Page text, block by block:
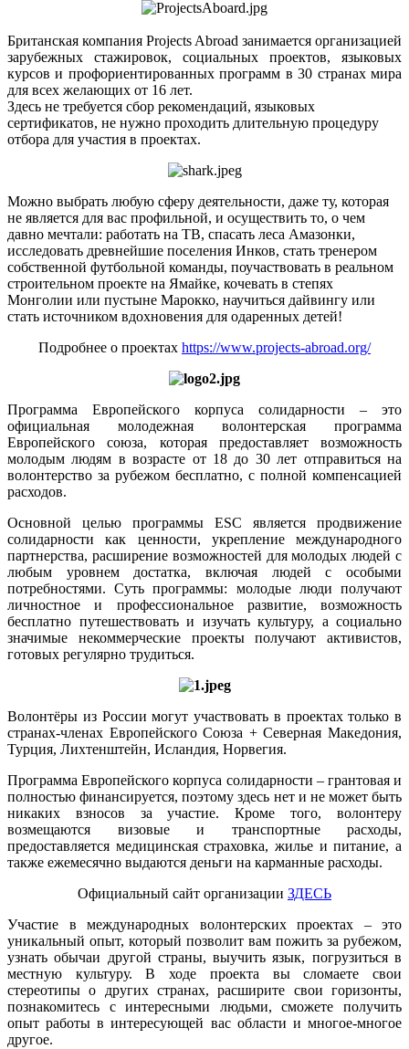
Британская компания Projects Abroad занимается организацией
зарубежных стажировок, социальных проектов, языковых
курсов и профориентированных программ в 30 странах мира
для всех желающих от 16 лет.
Здесь не требуется сбор рекомендаций, языковых
сертификатов, не нужно проходить длительную процедуру
отбора для участия в проектах.
Можно выбрать любую сферу деятельности, даже ту, которая
не является для вас профильной, и осуществить то, о чем
давно мечтали: работать на ТВ, спасать леса Амазонки,
исследовать древнейшие поселения Инков, стать тренером
собственной футбольной команды, поучаствовать в реальном
строительном проекте на Ямайке, кочевать в степях
Монголии или пустыне Марокко, научиться дайвингу или
стать источником вдохновения для одаренных детей!
Подробнее о проектах https://www.projects-abroad.org/
Программа Европейского корпуса солидарности – это
официальная молодежная волонтерская программа
Европейского союза, которая предоставляет возможность
молодым людям в возрасте от 18 до 30 лет отправиться на
волонтерство за рубежом бесплатно, с полной компенсацией
расходов.
Основной целью программы ESC является продвижение
солидарности как ценности, укрепление международного
партнерства, расширение возможностей для молодых людей с
любым уровнем достатка, включая людей с особыми
потребностями. Суть программы: молодые люди получают
личностное и профессиональное развитие, возможность
бесплатно путешествовать и изучать культуру, а социально
значимые некоммерческие проекты получают активистов,
готовых регулярно трудиться.
Волонтёры из России могут участвовать в проектах только в
странах-членах Европейского Союза + Северная Македония,
Турция, Лихтенштейн, Исландия, Норвегия.
Программа Европейского корпуса солидарности – грантовая и
полностью финансируется, поэтому здесь нет и не может быть
никаких взносов за участие. Кроме того, волонтеру
возмещаются визовые и транспортные расходы,
предоставляется медицинская страховка, жилье и питание, а
также ежемесячно выдаются деньги на карманные расходы.
Официальный сайт организации ЗДЕСЬ
Участие в международных волонтерских проектах – это
уникальный опыт, который позволит вам пожить за рубежом,
узнать обычаи другой страны, выучить язык, погрузиться в
местную культуру. В ходе проекта вы сломаете свои
стереотипы о других странах, расширите свои горизонты,
познакомитесь с интересными людьми, сможете получить
опыт работы в интересующей вас области и многое-многое
другое.